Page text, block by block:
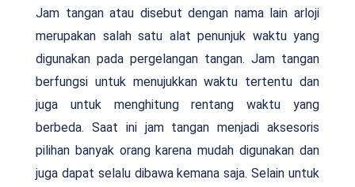
Jam tangan atau disebut dengan nama lain arloji
merupakan salah satu alat penunjuk waktu yang
digunakan pada pergelangan tangan. Jam tangan
berfungsi untuk menujukkan waktu tertentu dan
juga untuk menghitung rentang waktu yang
berbeda. Saat ini jam tangan menjadi aksesoris
pilihan banyak orang karena mudah digunakan dan
juga dapat selalu dibawa kemana saja. Selain untuk